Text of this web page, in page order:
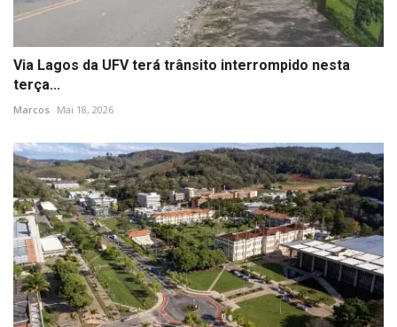
Via Lagos da UFV terá trânsito interrompido nesta
terça...
Marcos Mai 18, 2026